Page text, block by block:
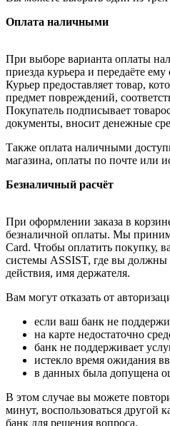
Оплата наличными
При выборе варианта оплаты
приезда курьера и передаёте
Курьер предоставляет товар,
предмет повреждений,
Покупатель подписывает
документы, вносит денежные
Также оплата наличными
магазина, оплаты по почте или
Безналичный расчёт
При оформлении заказа в
безналичной оплаты. Мы
Card. Чтобы оплатить покупку,
системы ASSIST, где вы должны
действия, имя держателя.
Вам могут отказать от
если ваш банк не
на карте недостаточно
банк не поддерживает
истекло время ожидания
в данных была допущена
В этом случае вы можете
минут, воспользоваться другой
банк для решения вопроса.